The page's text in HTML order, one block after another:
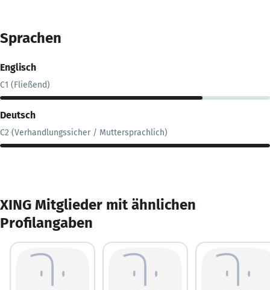
Sprachen
Englisch
C1 (Fließend)
Deutsch
C2 (Verhandlungssicher / Muttersprachlich)
XING Mitglieder mit ähnlichen
Profilangaben